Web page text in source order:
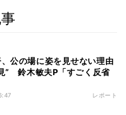
公の場に姿を見せない理由
” 鈴木敏夫P「すごく反省
レポート